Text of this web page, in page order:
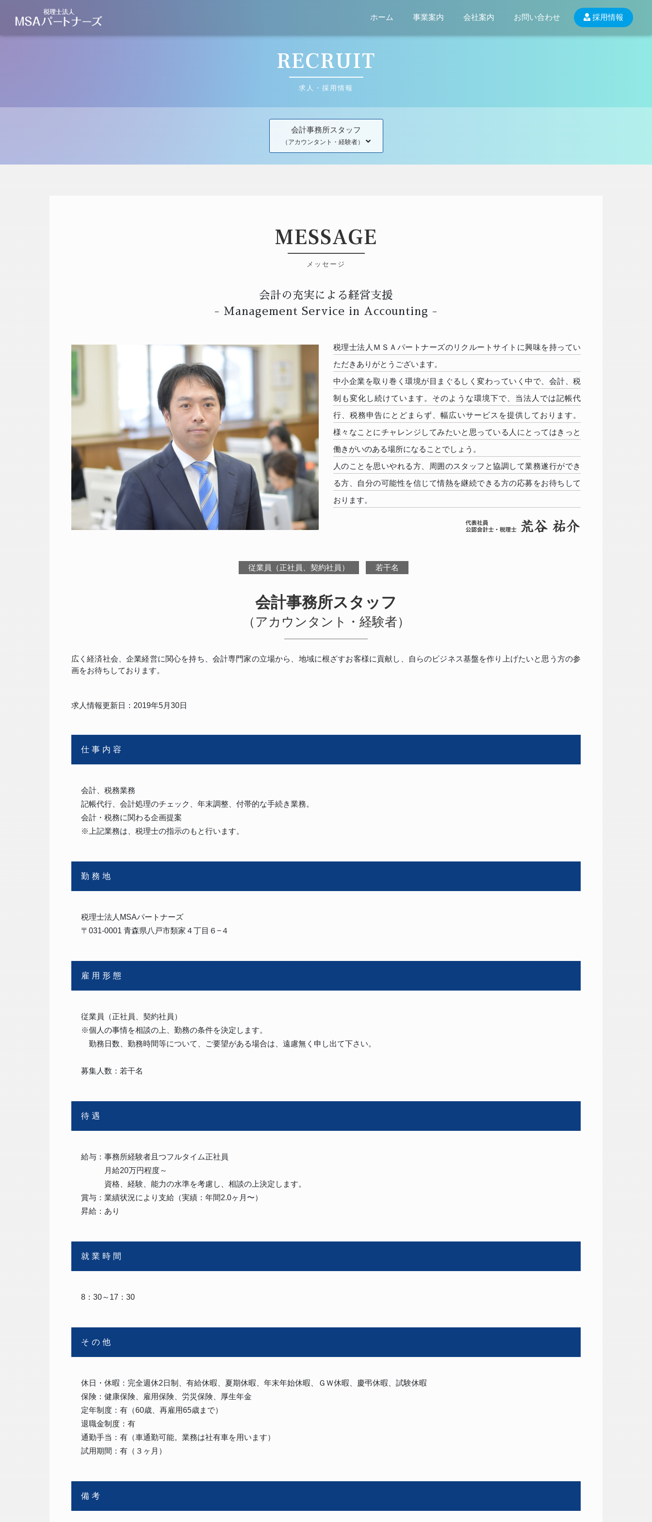
ホーム 事業案内 会社案内 お問い合わせ 採用情報
RECRUIT
求人・採用情報
会計事務所スタッフ
（アカウンタント・経験者）
MESSAGE
メッセージ
会計の充実による経営支援
- Management Service in Accounting -
税理士法人ＭＳＡパートナーズのリクルートサイトに興味を持ってい
ただきありがとうございます。
中小企業を取り巻く環境が目まぐるしく変わっていく中で、会計、税
制も変化し続けています。そのような環境下で、当法人では記帳代
行、税務申告にとどまらず、幅広いサービスを提供しております。
様々なことにチャレンジしてみたいと思っている人にとってはきっと
働きがいのある場所になることでしょう。
人のことを思いやれる方、周囲のスタッフと協調して業務遂行ができ
る方、自分の可能性を信じて情熱を継続できる方の応募をお待ちして
おります。
従業員（正社員、契約社員） 若干名
会計事務所スタッフ
（アカウンタント・経験者）
広く経済社会、企業経営に関心を持ち、会計専門家の立場から、地域に根ざすお客様に貢献し、自らのビジネス基盤を作り上げたいと思う方の参
画をお待ちしております。
求人情報更新日：2019年5月30日
仕事内容
会計、税務業務
記帳代行、会計処理のチェック、年末調整、付帯的な手続き業務。
会計・税務に関わる企画提案
※上記業務は、税理士の指示のもと行います。
勤務地
税理士法人MSAパートナーズ
〒031-0001 青森県八戸市類家４丁目６−４
雇用形態
従業員（正社員、契約社員）
※個人の事情を相談の上、勤務の条件を決定します。
勤務日数、勤務時間等について、ご要望がある場合は、遠慮無く申し出て下さい。
募集人数：若干名
待遇
給与：事務所経験者且つフルタイム正社員
月給20万円程度～
資格、経験、能力の水準を考慮し、相談の上決定します。
賞与：業績状況により支給（実績：年間2.0ヶ月〜）
昇給：あり
就業時間
8：30～17：30
その他
休日・休暇：完全週休2日制、有給休暇、夏期休暇、年末年始休暇、ＧＷ休暇、慶弔休暇、試験休暇
保険：健康保険、雇用保険、労災保険、厚生年金
定年制度：有（60歳、再雇用65歳まで）
退職金制度：有
通勤手当：有（車通勤可能。業務は社有車を用います）
試用期間：有（３ヶ月）
備考